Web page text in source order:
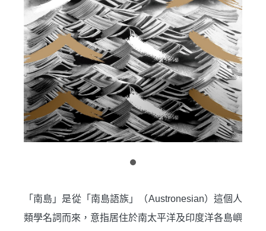
「南島」是從「南島語族」（Austronesian）這個人
類學名詞而來，意指居住於南太平洋及印度洋各島嶼